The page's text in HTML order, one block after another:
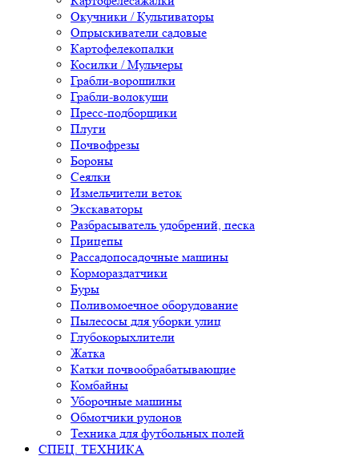
Окучники / Культиваторы
Опрыскиватели садовые
Картофелекопалки
Косилки / Мульчеры
Грабли-ворошилки
Грабли-волокуши
Пресс-подборщики
Плуги
Почвофрезы
Бороны
Сеялки
Измельчители веток
Экскаваторы
Разбрасыватель удобрений, песка
Прицепы
Рассадопосадочные машины
Кормораздатчики
Буры
Поливомоечное оборудование
Пылесосы для уборки улиц
Глубокорыхлители
Жатка
Катки почвообрабатывающие
Комбайны
Уборочные машины
Обмотчики рулонов
Техника для футбольных полей
СПЕЦ. ТЕХНИКА